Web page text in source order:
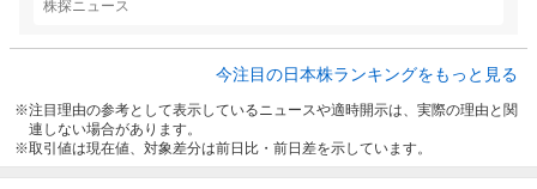
株探ニュース
今注目の日本株ランキングをもっと見る
注目理由の参考として表示しているニュースや適時開示は、実際の理由と関
連しない場合があります。
取引値は現在値、対象差分は前日比・前日差を示しています。